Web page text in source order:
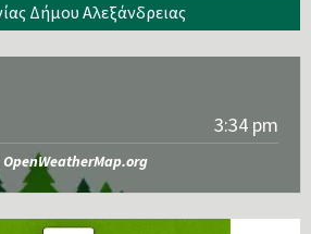
Δήμου Αλεξάνδρειας
3:34 pm
OpenWeatherMap.org